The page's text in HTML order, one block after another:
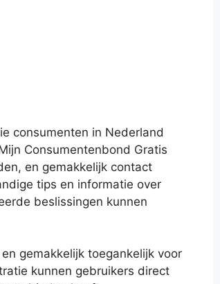
consumenten in Nederland
Consumentenbond Gratis
en gemakkelijk contact
tips en informatie over
beslissingen kunnen
gemakkelijk toegankelijk voor
kunnen gebruikers direct